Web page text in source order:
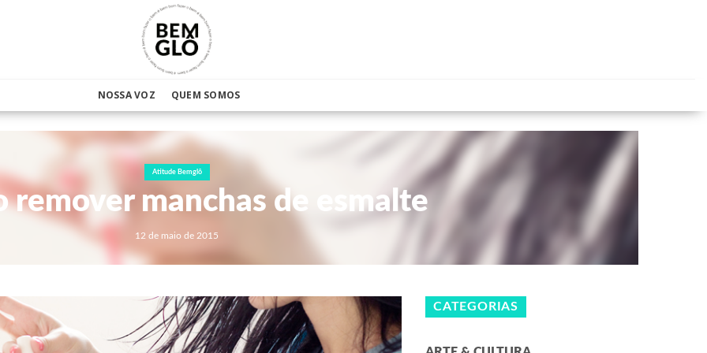
NOSSA VOZ QUEM SOMOS
Atitude Bemglô
remover manchas de esmalte
12 de maio de 2015
CATEGORIAS